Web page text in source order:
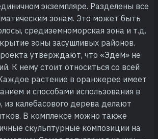
экземпляре. Разделены все
зонам. Это может быть
средиземноморская зона и т.д.
зоны засушливых районов.
утверждают, что «Эдем» не
К нему стоит относиться со всей
растение в оранжерее имеет
и способами использования в
калебасового дерева делают
В комплексе можно также
скульптурные композиции на